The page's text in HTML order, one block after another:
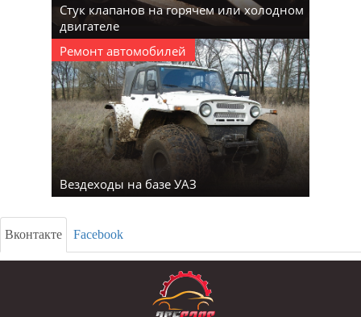
Стук клапанов на горячем или холодном
двигателе
Ремонт автомобилей
Вездеходы на базе УАЗ
Вконтакте Facebook